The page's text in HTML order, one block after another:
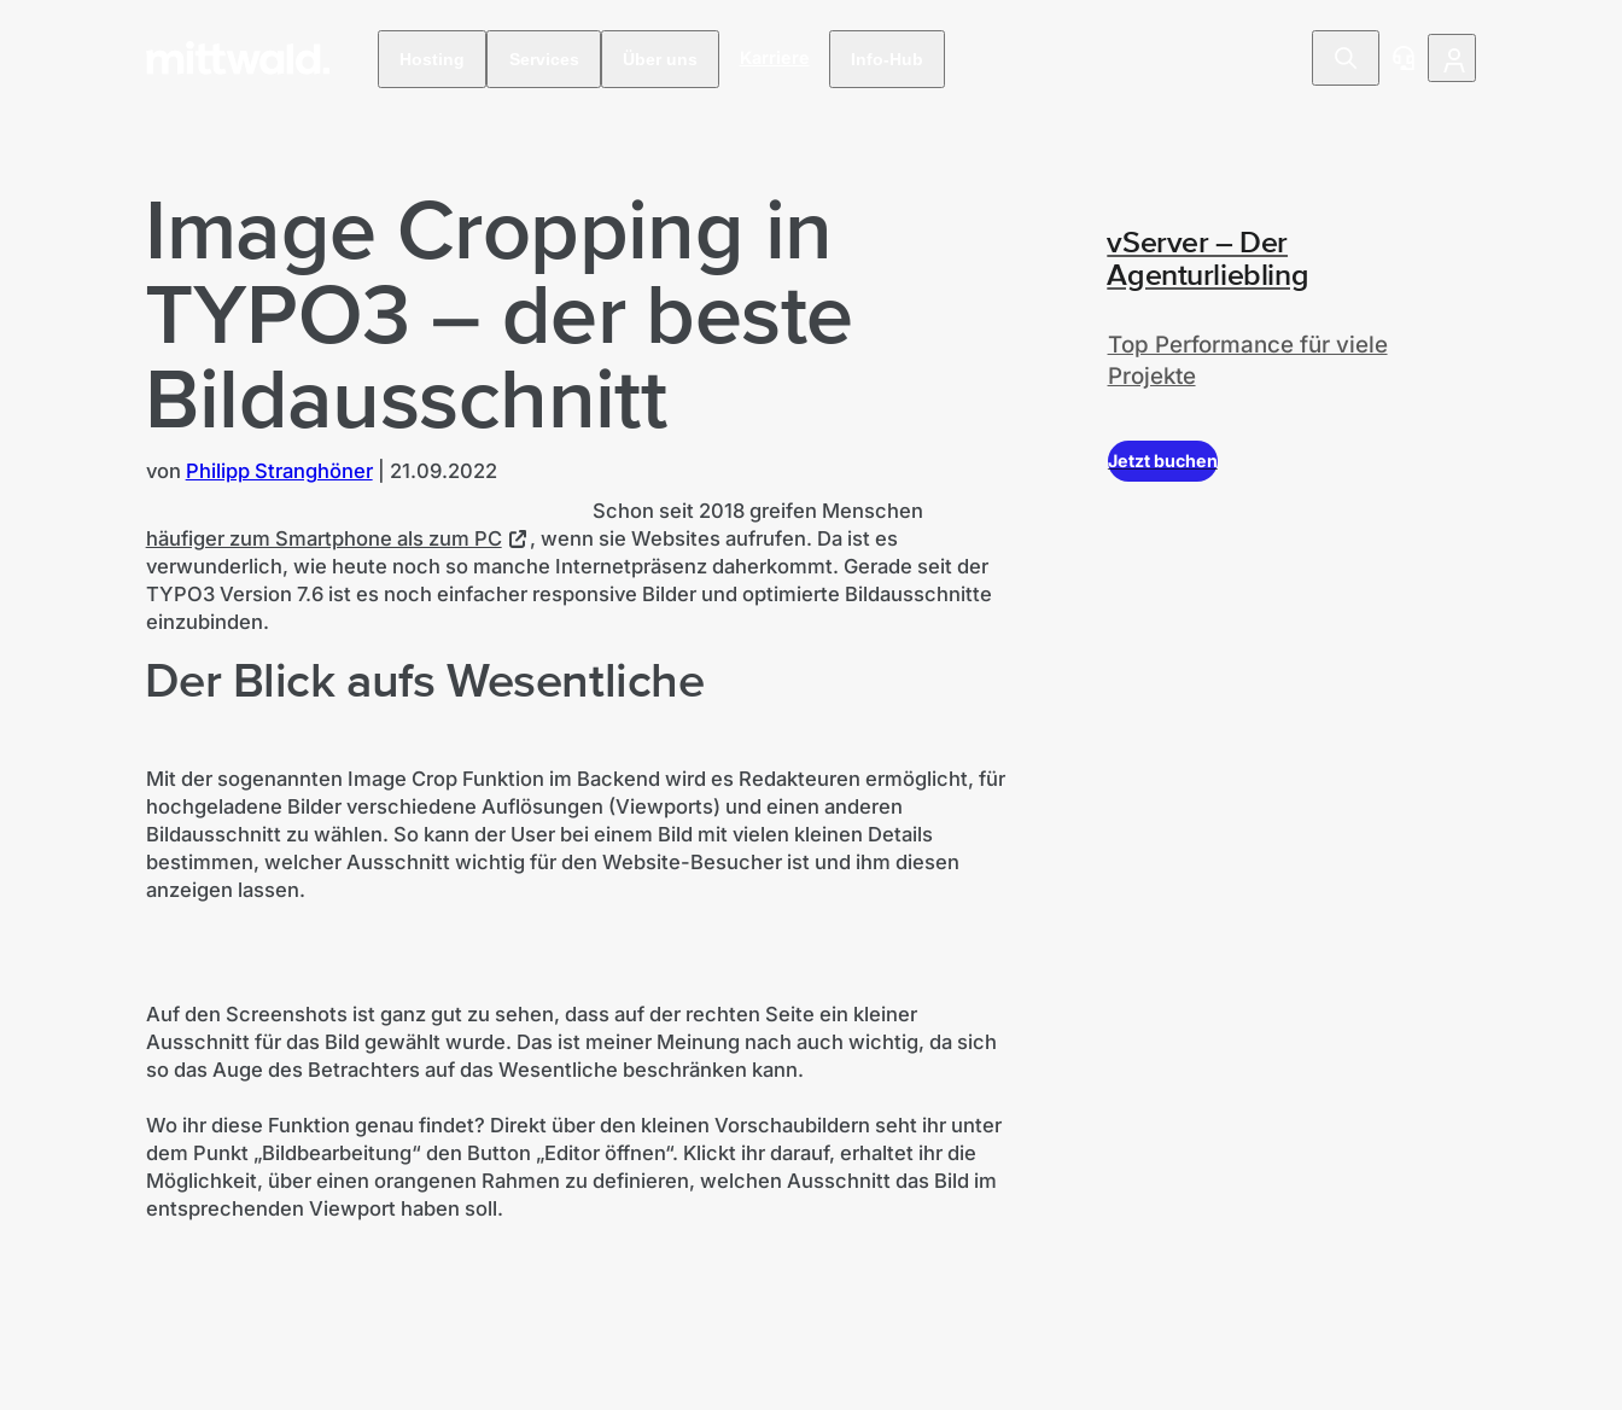
Image Cropping in
TYPO3 – der beste
Bildausschnitt
von Philipp Stranghöner| 21.09.2022
Schon seit 2018 greifen Menschen
häufiger zum Smartphone als zum PC
, wenn sie Websites aufrufen. Da ist es
verwunderlich, wie heute noch so manche Internetpräsenz daherkommt. Gerade seit der
TYPO3 Version 7.6 ist es noch einfacher responsive Bilder und optimierte Bildausschnitte
einzubinden.
Der Blick aufs Wesentliche
Mit der sogenannten Image Crop Funktion im Backend wird es Redakteuren ermöglicht, für
hochgeladene Bilder verschiedene Auflösungen (Viewports) und einen anderen
Bildausschnitt zu wählen. So kann der User bei einem Bild mit vielen kleinen Details
bestimmen, welcher Ausschnitt wichtig für den Website-Besucher ist und ihm diesen
anzeigen lassen.
Auf den Screenshots ist ganz gut zu sehen, dass auf der rechten Seite ein kleiner
Ausschnitt für das Bild gewählt wurde. Das ist meiner Meinung nach auch wichtig, da sich
so das Auge des Betrachters auf das Wesentliche beschränken kann.
Wo ihr diese Funktion genau findet? Direkt über den kleinen Vorschaubildern seht ihr unter
dem Punkt „Bildbearbeitung“ den Button „Editor öffnen“. Klickt ihr darauf, erhaltet ihr die
Möglichkeit, über einen orangenen Rahmen zu definieren, welchen Ausschnitt das Bild im
entsprechenden Viewport haben soll.
vServer – Der
Agenturliebling
Top Performance für viele
Projekte
Jetzt buchen